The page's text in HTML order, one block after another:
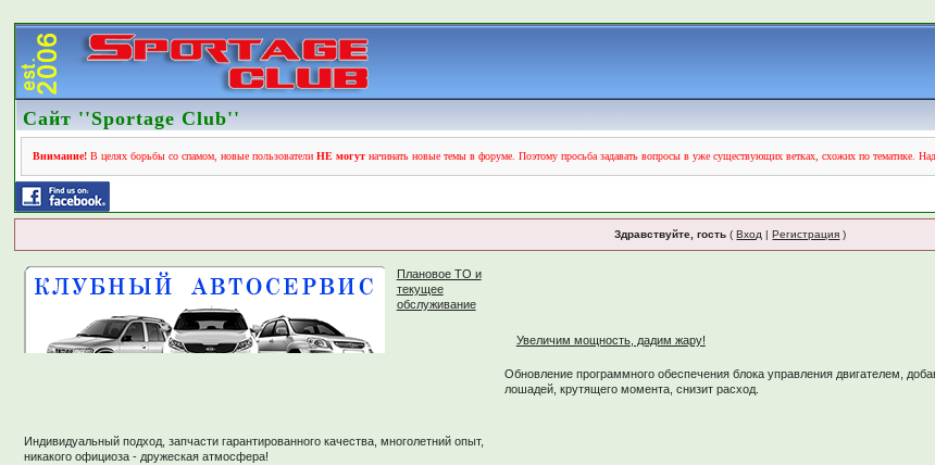
Сайт ''Sportage Club''
Внимание! В целях борьбы со спамом, новые пользователиНЕ могут начинать новые темы в форуме. Поэтому просьба задавать вопросы в уже существующих ветках, схожих по тематике.
Здравствуйте, гость (Вход |Регистрация )
Плановое ТО и
текущее
обслуживание
Индивидуальный подход, запчасти гарантированного качества, многолетний опыт,
никакого официоза - дружеская атмосфера!
Увеличим мощность, дадим жару!
Обновление программного обеспечения блока управления двигателем,
лошадей, крутящего момента, снизит расход.